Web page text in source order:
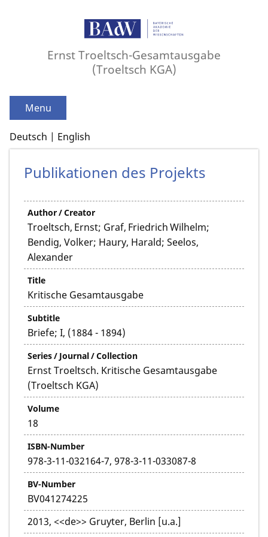
Ernst Troeltsch-Gesamtausgabe
(Troeltsch KGA)
Menu
Deutsch English
Publikationen des Projekts
Author / Creator
Troeltsch, Ernst; Graf, Friedrich Wilhelm;
Bendig, Volker; Haury, Harald; Seelos,
Alexander
Title
Kritische Gesamtausgabe
Subtitle
Briefe; I, (1884 - 1894)
Series / Journal / Collection
Ernst Troeltsch. Kritische Gesamtausgabe
(Troeltsch KGA)
Volume
18
ISBN-Number
978-3-11-032164-7, 978-3-11-033087-8
BV-Number
BV041274225
2013, <<de>> Gruyter, Berlin [u.a.]